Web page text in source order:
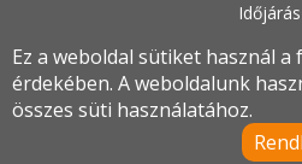
Időjárás
2019.•© halfanatik.hu•
Ez a weboldal sütiket használ
érdekében. A weboldalunk
összes süti használatához.